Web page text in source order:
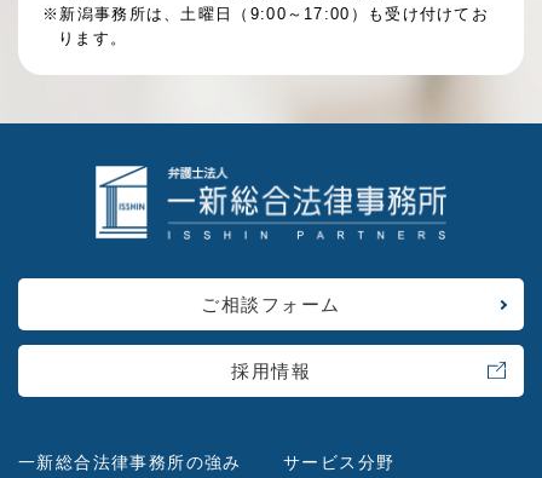
※新潟事務所は、土曜日（9:00～17:00）も受け付けてお
ります。
ご相談フォーム
採用情報
一新総合法律事務所の強み サービス分野